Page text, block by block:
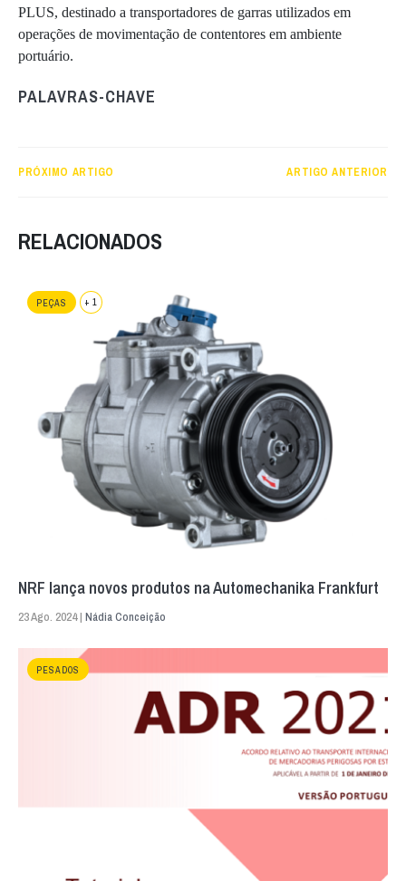
PLUS, destinado a transportadores de garras utilizados em
operações de movimentação de contentores em ambiente
portuário.
PALAVRAS-CHAVE
PRÓXIMO ARTIGO ARTIGO ANTERIOR
RELACIONADOS
PEÇAS + 1
NRF lança novos produtos na Automechanika Frankfurt
23 Ago. 2024 | Nádia Conceição
PESADOS